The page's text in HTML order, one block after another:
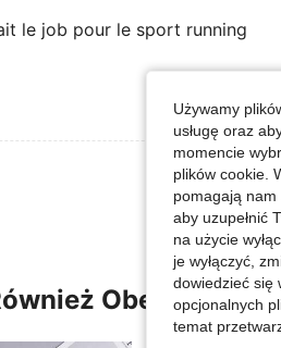
le job pour le sport running
Zobacz
Obejrzeli
Używamy
usługę oraz
momencie
plików cookie.
pomagają
aby uzupełnić
na użycie
je wyłączyć,
dowiedzieć się
opcjonalnych
temat